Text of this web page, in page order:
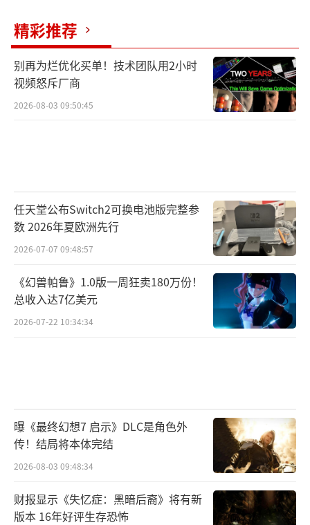
精彩推荐
别再为烂优化买单！技术团队用2小时
视频怒斥厂商
2026-08-03 09:50:45
任天堂公布Switch2可换电池版完整参
数 2026年夏欧洲先行
2026-07-07 09:48:57
《幻兽帕鲁》1.0版一周狂卖180万份！
总收入达7亿美元
2026-07-22 10:34:34
曝《最终幻想7 启示》DLC是角色外
传！结局将本体完结
2026-08-03 09:48:34
财报显示《失忆症：黑暗后裔》将有新
版本 16年好评生存恐怖